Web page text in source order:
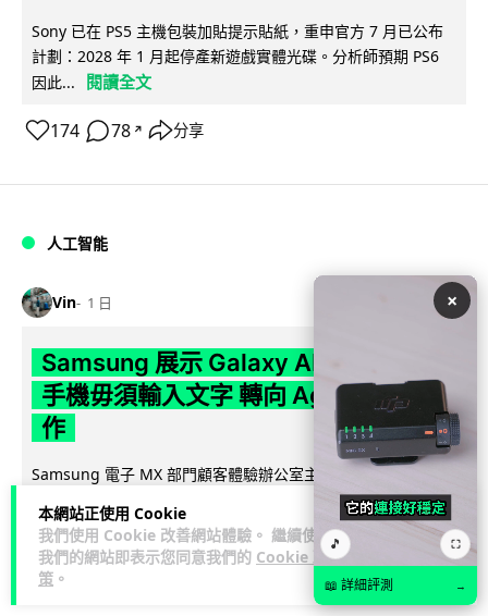
本網站正使用 Cookie
我們使用 Cookie 改善網站體驗。 繼續使用
我們的網站即表示您同意我們的 Cookie 政
策 。
Sony 已在 PS5 主機包裝加貼提示貼紙，重申官方 7 月已公布
計劃：2028 年 1 月起停產新遊戲實體光碟。分析師預期 PS6
因此...
閱讀全文
174 78 ↗ 分享
人工智能
Vin 1 日
Samsung 展示 Galaxy AI 新方向 未來
手機毋須輸入文字 轉向 Agent 全自動操
作
Samsung 電子 MX 部門顧客體驗辦公室主管兼副總裁 Jay Kim
表示，品牌正推動 Galaxy AI 邁向全自動化 Agent... 閱讀全
文
29
×
🎵 ⛶
📖 詳細評測 →